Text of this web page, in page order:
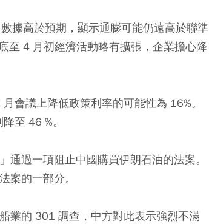
據高於預期，顯示通膨可能仍遠高於聯準
至 4 月初經濟活動略有擴張，企業擔心降
會議上降低政策利率的可能性為 16%。
至 46 %。
過一項阻止中國購買伊朗石油的法案。
案的一部分。
業的 301 調查，中方對此表示強烈不滿